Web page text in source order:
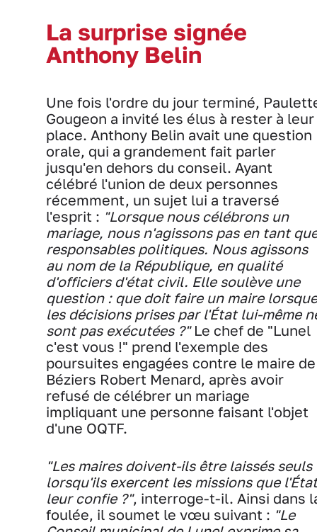
La surprise signée
Anthony Belin
Une fois l'ordre du jour terminé,
Gougeon a invité les élus à rester à leur
place. Anthony Belin avait une question
orale, qui a grandement fait parler
jusqu'en dehors du conseil. Ayant
célébré l'union de deux personnes
récemment, un sujet lui a traversé
l'esprit : "Lorsque nous célébrons un
mariage, nous n'agissons pas en tant
responsables politiques. Nous agissons
au nom de la République, en qualité
d'officiers d'état civil. Elle soulève une
question : que doit faire un maire lorsque
les décisions prises par l'État lui-même
sont pas exécutées ?"Le chef de "Lunel
c'est vous !" prend l'exemple des
poursuites engagées contre le maire de
Béziers Robert Menard, après avoir
refusé de célébrer un mariage
impliquant une personne faisant l'objet
d'une OQTF.
"Les maires doivent-ils être laissés seuls
lorsqu'ils exercent les missions que l'État
leur confie ?", interroge-t-il. Ainsi dans
foulée, il soumet le vœu suivant : "Le